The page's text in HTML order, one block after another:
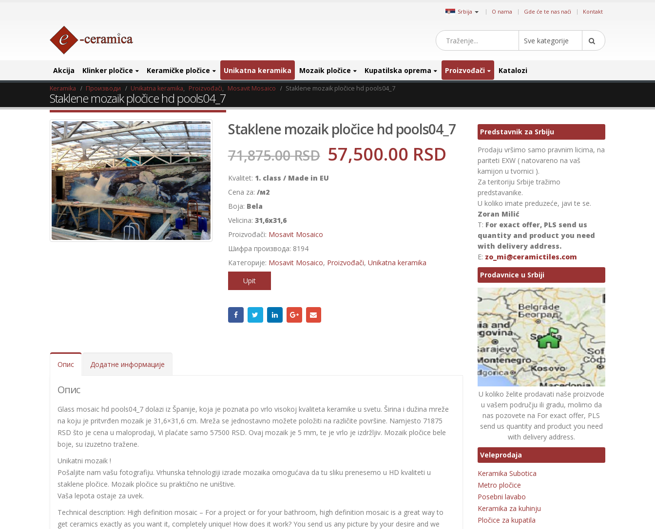
Srbija | O nama Gde će te nas naći Kontakt
Sve kategorije
Akcija Klinker pločice Keramičke pločice Unikatna keramika Mozaik pločice Kupatilska oprema Proizvođači Katalozi
Keramika Производи Unikatna keramika, Proizvođači, Mosavit Mosaico Staklene mozaik pločice hd pools04_7
Staklene mozaik pločice hd pools04_7
Staklene mozaik pločice hd pools04_7
71,875.00RSD 57,500.00 RSD
Kvalitet: 1. class / Made in EU
Cena za: /м2
Boja: Bela
Velicina: 31,6x31,6
Proizvođači: Mosavit Mosaico
Шифра производа: 8194
Категорије: Mosavit Mosaico, Proizvođači, Unikatna keramika
Upit
Опис Додатне информације
Опис
Glass mosaic hd pools04_7 dolazi iz Španije, koja je poznata po vrlo visokoj kvaliteta keramike u svetu. Širina i dužina mreže
na koju je pritvrđen mozaik je 31,6×31,6 cm. Mreža se jednostavno možete položiti na različite površine. Namjesto 71875
RSD što je cena u maloprodaji, Vi plaćate samo 57500 RSD. Ovaj mozaik je 5 mm, te je vrlo je izdržljiv. Mozaik pločice bele
boje, su izuzetno tražene.
Unikatni mozaik !
Pošaljite nam vašu fotografiju. Vrhunska tehnologiji izrade mozaika omogućava da tu sliku prenesemo u HD kvaliteti u
staklene pločice. Mozaik pločice su praktično ne uništive.
Vaša lepota ostaje za uvek.
Technical description: High definition mosaic – For a project or for your bathroom, high definition mosaic is a great way to
get ceramics exactly as you want it, completely unique! How does it work? You send us any picture by your desire and we
Predstavnik za Srbiju
Prodaju vršimo samo pravnim licima, na
pariteti EXW ( natovareno na vaš
kamijon u tvornici ).
Za teritoriju Srbije tražimo
predstavanike.
U koliko imate preduzeće, javi te se.
Zoran Milić
T: For exact offer, PLS send us
quantity and product you need
with delivery address.
E: zo_mi@ceramictiles.com
Prodavnice u Srbiji
U koliko želite prodavati naše proizvode
u vašem području ili gradu, molimo da
nas pozovete na For exact offer, PLS
send us quantity and product you need
with delivery address.
Veleprodaja
Keramika Subotica
Metro pločice
Posebni lavabo
Keramika za kuhinju
Pločice za kupatila